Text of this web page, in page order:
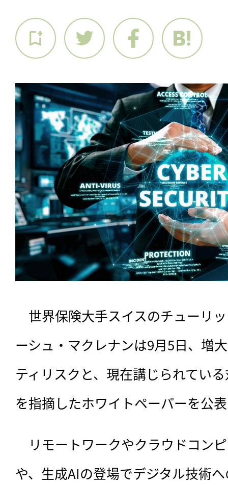
世界保険大手スイスのチューリ
ーシュ・マクレナンは9月5日、増
ティリスクと、現在講じられてい
を指摘したホワイトペーパーを公
リモートワークやクラウドコン
や、 生成AIの登場でデジタル技術